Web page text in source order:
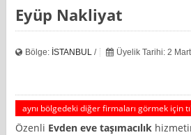
Eyüp Nakliyat
Bölge: İSTANBUL / Üyelik Tarihi: 2
aynı bölgedeki diğer firmaları görmek için
Özenli Evden eve taşımacılık